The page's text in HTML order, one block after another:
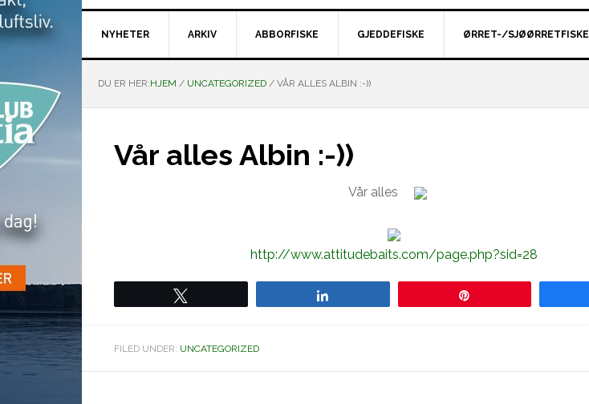
NYHETER ARKIV ABBORFISKE GJEDDEFISKE ØRRET-/SJØØRRETFISKE
DU ER HER:HJEM / UNCATEGORIZED / VÅR ALLES ALBIN :-))
Vår alles Albin :-))
Vår alles
http://www.attitudebaits.com/page.php?sid=28
FILED UNDER: UNCATEGORIZED